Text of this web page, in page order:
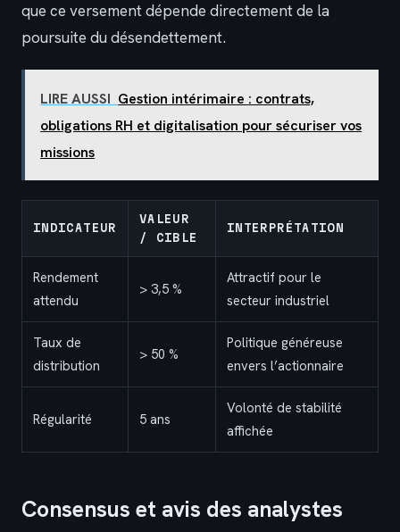
que ce versement dépende directement de la
poursuite du désendettement.
LIRE AUSSI Gestion intérimaire : contrats,
obligations RH et digitalisation pour sécuriser vos
missions
INDICATEUR
VALEUR
/ CIBLE
INTERPRÉTATION
Rendement
attendu
> 3,5 %
Attractif pour le
secteur industriel
Taux de
distribution
> 50 %
Politique généreuse
envers l’actionnaire
Régularité 5 ans
Volonté de stabilité
affichée
Consensus et avis des analystes